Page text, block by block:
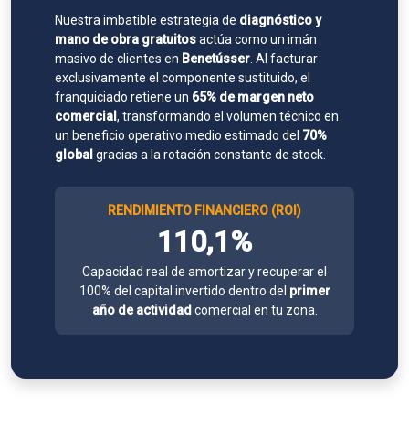
Nuestra imbatible estrategia de diagnóstico y
mano de obra gratuitosactúa como un imán
masivo de clientes en Benetússer . Al facturar
exclusivamente el componente sustituido, el
franquiciado retiene un 65% de margen neto
comercial , transformando el volumen técnico en
un beneficio operativo medio estimado del 70%
global gracias a la rotación constante de stock.
RENDIMIENTO FINANCIERO (ROI)
110,1%
Capacidad real de amortizar y recuperar el
100% del capital invertido dentro del primer
año de actividad comercial en tu zona.